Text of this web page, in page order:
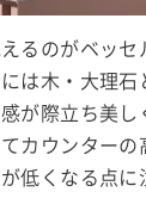
るのがベッセ
は木・大理石
が際立ち美し
カウンターの
低くなる点に